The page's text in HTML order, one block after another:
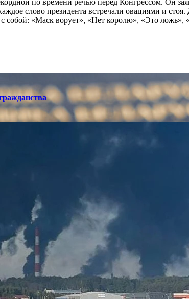
по времени речью перед Конгрессом. Он
слово президента встречали овациями и
собой: «Маск ворует», «Нет королю», «Это ложь»,